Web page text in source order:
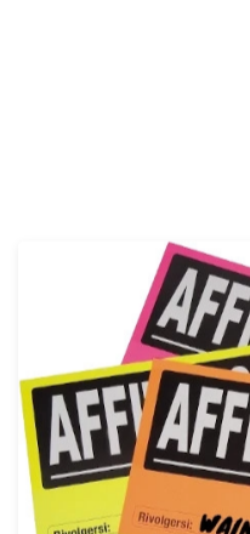
SITI WEB A
IN